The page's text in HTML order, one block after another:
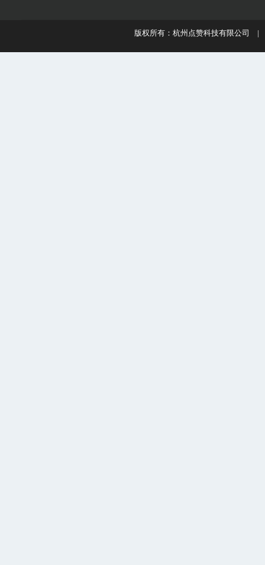
版权所有：杭州点赞科技有限公司